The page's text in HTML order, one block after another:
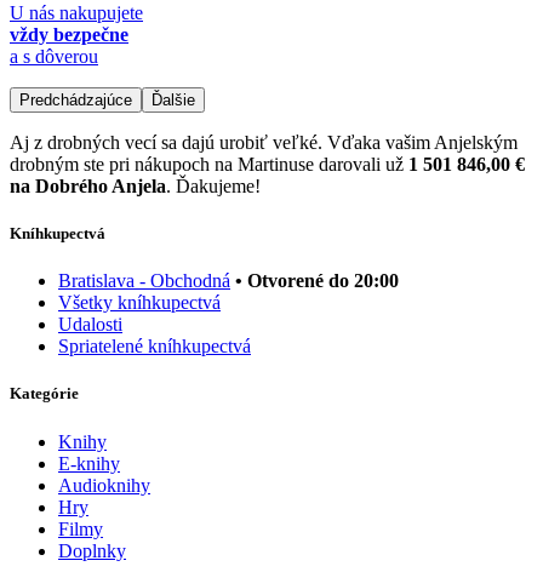
U nás nakupujete
vždy bezpečne
a s dôverou
Predchádzajúce Ďalšie
Aj z drobných vecí sa dajú urobiť veľké. Vďaka vašim Anjelským
drobným ste pri nákupoch na Martinuse darovali už 1 501 846,00 €
na Dobrého Anjela. Ďakujeme!
Kníhkupectvá
Bratislava - Obchodná • Otvorené do 20:00
Všetky kníhkupectvá
Udalosti
Spriatelené kníhkupectvá
Kategórie
Knihy
E-knihy
Audioknihy
Hry
Filmy
Doplnky